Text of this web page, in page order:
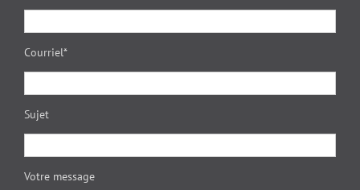
Courriel*
Sujet
Votre message